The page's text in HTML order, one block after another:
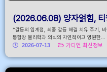
(2026.06.08) 양자얽힘, 티
*갈등의 임계점, 최종 갈등 해결 치유 주기,
통합장 물리학과 의식의 자연적이고 영원한...
2026-07-13
가디언 최신정보